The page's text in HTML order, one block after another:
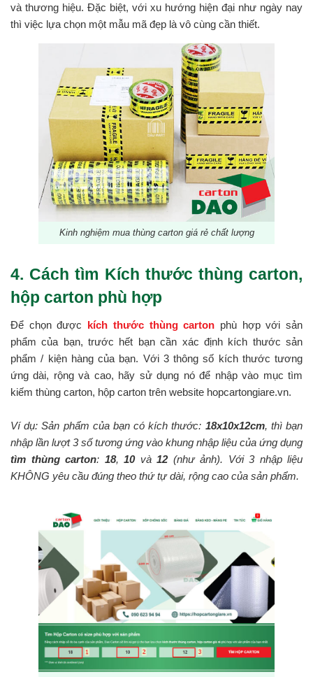
và thương hiệu. Đặc biệt, với xu hướng hiện đại như ngày nay
thì việc lựa chọn một mẫu mã đẹp là vô cùng cần thiết.
Kinh nghiệm mua thùng carton giá rẻ chất lượng
4. Cách tìm Kích thước thùng carton,
hộp carton phù hợp
Để chọn được kích thước thùng carton phù hợp với sản
phẩm của bạn, trước hết bạn cần xác định kích thước sản
phẩm / kiện hàng của bạn. Với 3 thông số kích thước tương
ứng dài, rộng và cao, hãy sử dụng nó để nhập vào mục tìm
kiếm thùng carton, hộp carton trên website hopcartongiare.vn.
Ví dụ: Sản phẩm của bạn có kích thước: 18x10x12cm, thì bạn
nhập lần lượt 3 số tương ứng vào khung nhập liệu của ứng dụng
tìm thùng carton: 18, 10 và 12 (như ảnh). Với 3 nhập liệu
KHÔNG yêu cầu đúng theo thứ tự dài, rộng cao của sản phẩm.